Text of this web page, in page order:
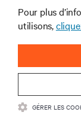
Pour plus
utilisons,
GÉRER LES